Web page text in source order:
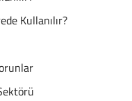
Kullanılır?